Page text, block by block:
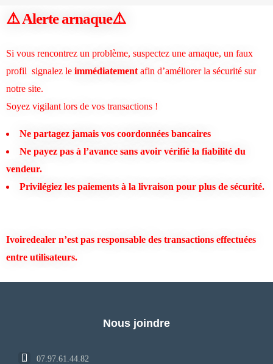
⚠️ Alerte arnaque⚠️
Si vous rencontrez un problème, suspectez une arnaque, un faux
profil signalez le immédiatement afin d’améliorer la sécurité sur
notre site.
Soyez vigilant lors de vos transactions !
Ne partagez jamais vos coordonnées bancaires
Ne payez pas à l’avance sans avoir vérifié la fiabilité du
vendeur.
Privilégiez les paiements à la livraison pour plus de sécurité.
Ivoiredealer n’est pas responsable des transactions effectuées
entre utilisateurs.
Nous joindre
07.97.61.44.82